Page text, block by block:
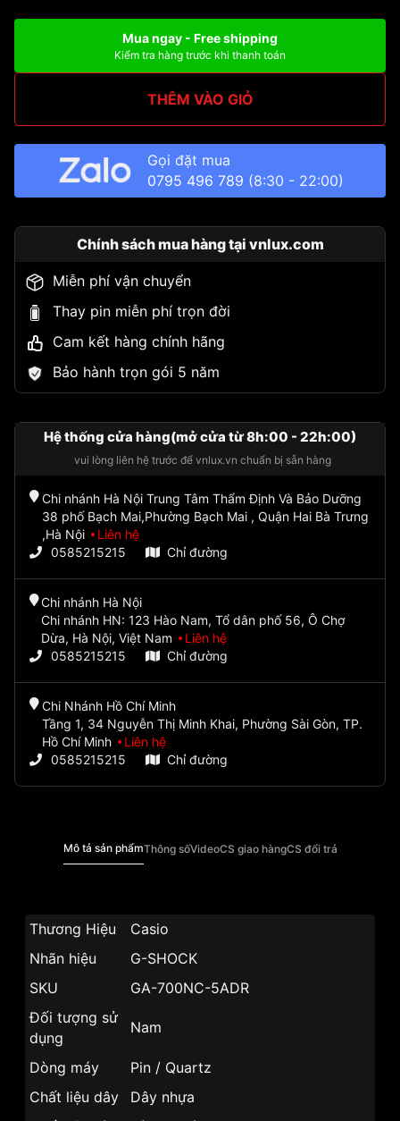
Mua ngay - Free shipping
Kiểm tra hàng trước khi thanh toán
THÊM VÀO GIỎ
Gọi đặt mua
0795 496 789 (8:30 - 22:00)
Chính sách mua hàng tại vnlux.com
Miễn phí vận chuyển
Thay pin miễn phí trọn đời
Cam kết hàng chính hãng
Bảo hành trọn gói 5 năm
Hệ thống cửa hàng(mở cửa từ 8h:00 - 22h:00)
vui lòng liên hệ trước để vnlux.vn chuẩn bị sẵn hàng
Chi nhánh Hà Nội Trung Tâm Thẩm Định Và Bảo Dưỡng
38 phố Bạch Mai,Phường Bạch Mai , Quận Hai Bà Trưng
,Hà Nội
Liên hệ
0585215215
Chỉ đường
Chi nhánh Hà Nội
Chi nhánh HN: 123 Hào Nam, Tổ dân phố 56, Ô Chợ
Dừa, Hà Nội, Việt Nam
Liên hệ
0585215215
Chỉ đường
Chi Nhánh Hồ Chí Minh
Tầng 1, 34 Nguyễn Thị Minh Khai, Phường Sài Gòn, TP.
Hồ Chí Minh
Liên hệ
0585215215
Chỉ đường
Mô tả sản phẩmThông sốVideoCS giao hàngCS đổi trả
Thương Hiệu
Casio
Nhãn hiệu
G-SHOCK
SKU
GA-700NC-5ADR
Đối tượng sử
dụng
Nam
Dòng máy
Pin / Quartz
Chất liệu dây
Dây nhựa